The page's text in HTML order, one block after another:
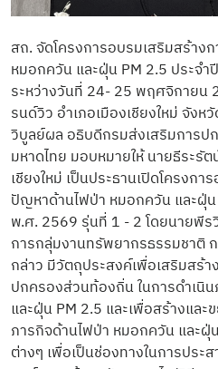
สถ. จัดโครงการอบรมเสริมสร้าง
หมอกควัน และฝุ่น PM 2.5 ประจ
ระหว่างวันที่ 24- 25 พฤศจิกายน
รนด์วิว อำเภอเมืองเชียงใหม่ จังห
วิบูลย์ผล อธิบดีกรมส่งเสริมการป
มหาดไทย มอบหมายให้ นายธีระรั
เชียงใหม่ เป็นประธานเปิดโครงก
ปัญหาด้านไฟป่า หมอกควัน และฝุ่
พ.ศ. 2569 รุ่นที่ 1 - 2 โดยนายพี
การกลุ่มงานทรัพยากรธรรมชาติ
กล่าว มีวัตถุประสงค์เพื่อเสริมสร้า
ปกครองส่วนท้องถิ่น ในการดำเนิ
และฝุ่น PM 2.5 และเพื่อสร้างและ
ภารกิจด้านไฟป่า หมอกควัน และฝุ่
ต่างๆ เพื่อเป็นช่องทางในการปร